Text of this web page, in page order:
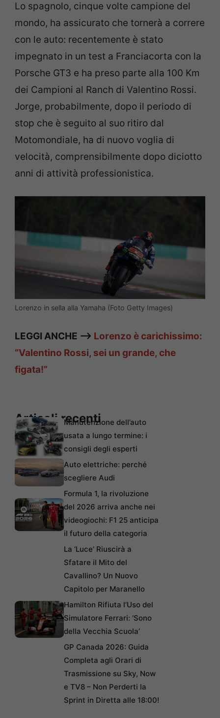
Lo spagnolo, cinque volte campione del
mondo, ha assicurato che tornerà a correre
con le auto: recentemente è stato
impegnato in un test a Franciacorta con la
Porsche GT3 e ha preso parte alla 100 Km
dei Campioni al Ranch di Valentino Rossi.
Jorge, probabilmente, dopo il periodo di
stop che è seguito al suo ritiro dal
Motomondiale, ha di nuovo voglia di
velocità, comprensibilmente dopo diciotto
anni di attività professionistica.
Lorenzo in sella alla Yamaha (Foto Getty Images)
LEGGI ANCHE —> Lorenzo è carichissimo:
“Valentino Rossi, sei un grande, che
figata!”
Articoli recentiManutenzione dell’auto
usata a lungo termine: i
consigli degli esperti
Auto elettriche: perché
scegliere Audi
Formula 1, la rivoluzione
del 2026 arriva anche nei
videogiochi: F1 25 anticipa
il futuro della categoria
La ‘Luce’ Riuscirà a
Sfatare il Mito del
Cavallino? Un Nuovo
Capitolo per Maranello
Hamilton Rifiuta l’Uso del
Simulatore Ferrari: ‘Sono
della Vecchia Scuola’
GP Canada 2026: Guida
Completa agli Orari di
Trasmissione su Sky, Now
e TV8 – Non Perderti la
Sprint in Diretta alle 18:00!